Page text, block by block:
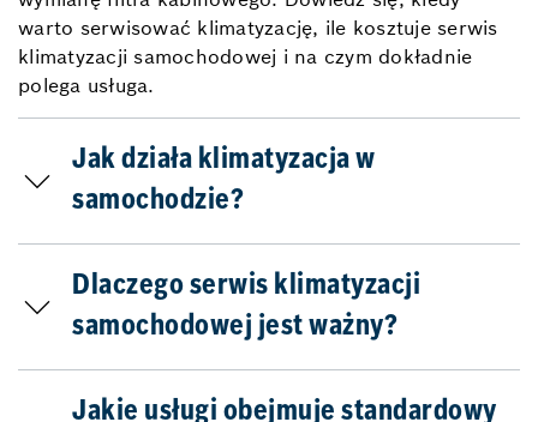
warto serwisować klimatyzację, ile kosztuje serwis
klimatyzacji samochodowej i na czym dokładnie
polega usługa.
Jak działa klimatyzacja w
samochodzie?
Dlaczego serwis klimatyzacji
samochodowej jest ważny?
Jakie usługi obejmuje standardowy